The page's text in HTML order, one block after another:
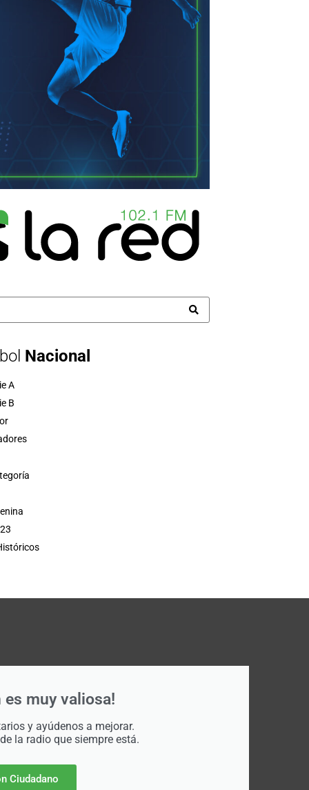
Nacional
A
B
es muy valiosa!
y ayúdenos a mejorar.
la radio que siempre está.
Ciudadano